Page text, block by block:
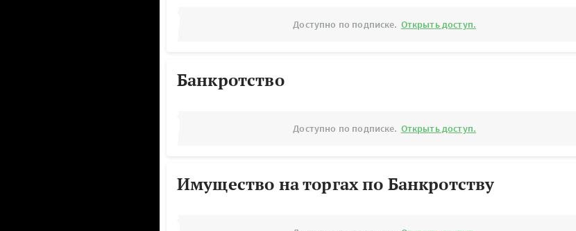
Доступно по подписке. Открыть доступ.
Банкротство
Доступно по подписке. Открыть доступ.
Имущество на торгах по Банкротству